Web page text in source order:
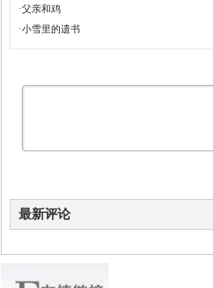
·父亲和鸡
·小雪里的遗书
最新评论